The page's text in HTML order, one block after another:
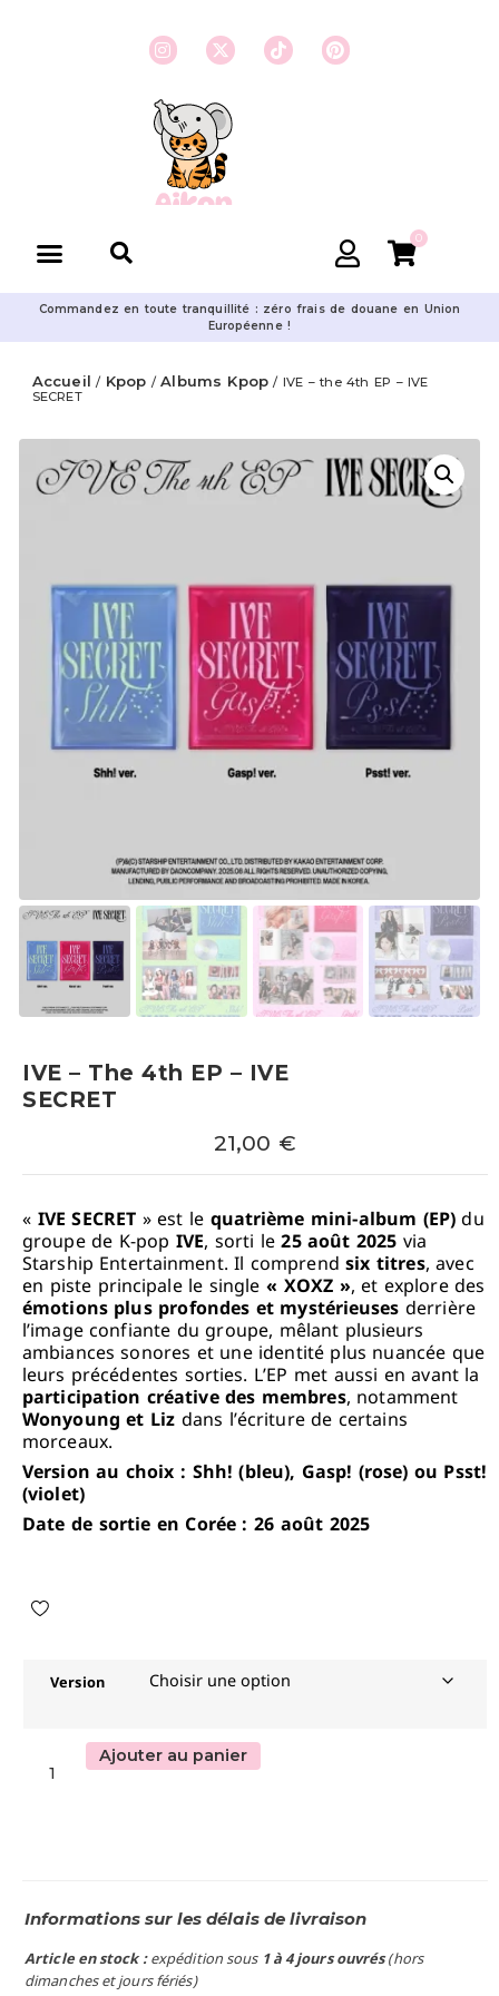
0
Commandez en toute tranquillité : zéro frais de douane en Union
Européenne !
Accueil / Kpop /Albums Kpop/ IVE – the 4th EP – IVE
SECRET
IVE – The 4th EP – IVE
SECRET
21,00 €
« IVE SECRET » est le quatrième mini-album (EP)du
groupe de K-pop IVE, sorti le25 août 2025 via
Starship Entertainment. Il comprendsix titres, avec
en piste principale le single« XOXZ », et explore des
émotions plus profondes et mystérieuses derrière
l’image confiante du groupe, mêlant plusieurs
ambiances sonores et une identité plus nuancée que
leurs précédentes sorties. L’EP met aussi en avant la
participation créative des membres, notamment
Wonyoung et Liz dans l’écriture de certains
morceaux.
Version au choix : Shh! (bleu), Gasp! (rose) ou Psst!
(violet)
Date de sortie en Corée : 26 août 2025
Version
Ajouter au panier
Informations sur les délais de livraison
Article en stock :expédition sous 1 à 4 jours ouvrés(hors
dimanches et jours fériés)